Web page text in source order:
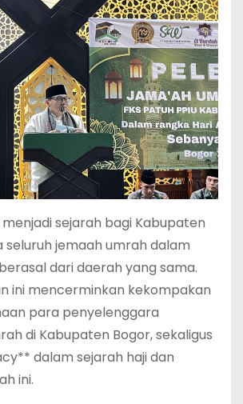
sejarah bagi Kabupaten
seluruh jemaah umrah dalam
dari daerah yang sama.
ini mencerminkan kekompakan
para penyelenggara
di Kabupaten Bogor, sekaligus
dalam sejarah haji dan
ini.